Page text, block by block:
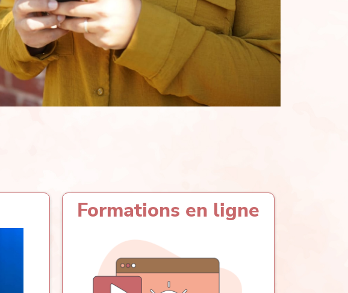
Formations en ligne